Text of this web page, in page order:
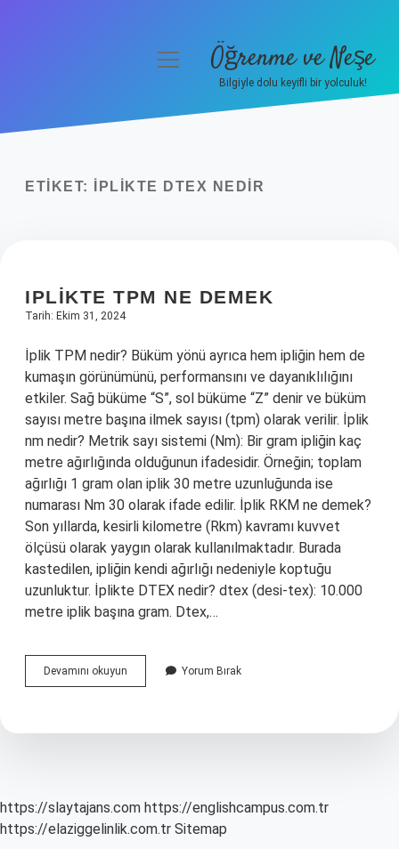
Yasal Uyarı
menüyüÖğrenme ve Neşe
Bilgiyle dolu keyifli bir yolculuk!
ETIKET: İPLIKTE DTEX NEDIR
IPLIKTE TPM NE DEMEK
Tarih: Ekim 31, 2024
İplik TPM nedir? Büküm yönü ayrıca hem ipliğin hem de
kumaşın görünümünü, performansını ve dayanıklılığını
etkiler. Sağ büküme “S”, sol büküme “Z” denir ve büküm
sayısı metre başına ilmek sayısı (tpm) olarak verilir. İplik
nm nedir? Metrik sayı sistemi (Nm): Bir gram ipliğin kaç
metre ağırlığında olduğunun ifadesidir. Örneğin; toplam
ağırlığı 1 gram olan iplik 30 metre uzunluğunda ise
numarası Nm 30 olarak ifade edilir. İplik RKM ne demek?
Son yıllarda, kesirli kilometre (Rkm) kavramı kuvvet
ölçüsü olarak yaygın olarak kullanılmaktadır. Burada
kastedilen, ipliğin kendi ağırlığı nedeniyle koptuğu
uzunluktur. İplikte DTEX nedir? dtex (desi-tex): 10.000
metre iplik başına gram. Dtex,…
Devamını okuyun
Tpm
Yorum Bırak
https://slaytajans.com https://englishcampus.com.tr
https://elaziggelinlik.com.tr Sitemap